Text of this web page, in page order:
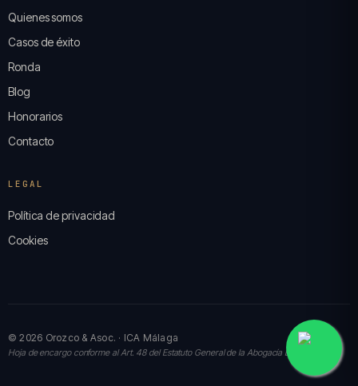
Quienes somos
Casos de éxito
Ronda
Blog
Honorarios
Contacto
LEGAL
Política de privacidad
Cookies
© 2026 Orozco & Asoc. · ICA Málaga
Hoja de encargo conforme al Art. 48 del Estatuto General de la Abogacía Española